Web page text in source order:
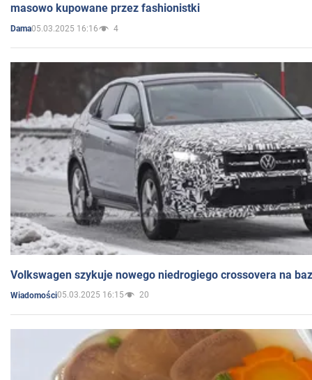
masowo kupowane przez fashionistki
Dama05.03.2025 16:16 4
Volkswagen szykuje nowego niedrogiego crossovera na
Wiadomości05.03.2025 16:15 20